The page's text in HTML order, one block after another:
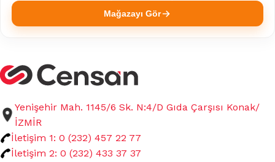
Mağazayı Gör
Yenişehir Mah. 1145/6 Sk. N:4/D Gıda Çarşısı Konak/
İZMİR
İletişim 1: 0 (232) 457 22 77
İletişim 2: 0 (232) 433 37 37